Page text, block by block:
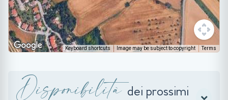
Keyboard shortcuts Image may be subject to copyright Terms
Disponibilità dei prossimi